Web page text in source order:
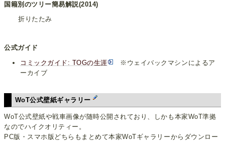
国籍別のツリー簡易解説(2014)
折りたたみ
公式ガイド
コミックガイド: TOGの生涯
※ウェイバックマシンによるア
ーカイブ
WoT公式壁紙ギャラリー
WoT公式壁紙や戦車画像が随時公開されており、しかも本家WoT準拠
なのでハイクオリティー。
PC版・スマホ版どちらもまとめて本家WoTギャラリーからダウンロー